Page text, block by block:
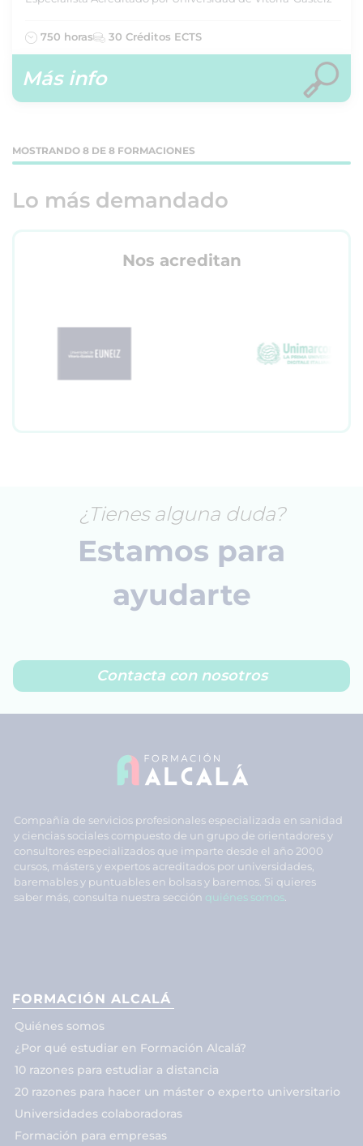
750 horas 30 Créditos ECTS
Más info
MOSTRANDO 8 DE 8 FORMACIONES
Lo más demandado
Nos acreditan
¿Tienes alguna duda?
Estamos para
ayudarte
Contacta con nosotros
Compañía de servicios profesionales especializada en sanidad
y ciencias sociales compuesto de un grupo de orientadores y
consultores especializados que imparte desde el año 2000
cursos, másters y expertos acreditados por universidades,
baremables y puntuables en bolsas y baremos. Si quieres
saber más, consulta nuestra sección quiénes somos
FORMACIÓN ALCALÁ
Quiénes somos
¿Por qué estudiar en Formación Alcalá?
10 razones para estudiar a distancia
20 razones para hacer un máster o experto universitario
Universidades colaboradoras
Formación para empresas